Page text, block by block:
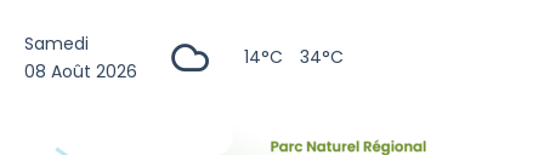
Samedi
08 Août 2026
14°C 34°C